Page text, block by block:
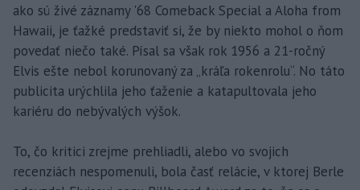
ako sú živé záznamy '68 Comeback Special a Aloha from
Hawaii, je ťažké predstaviť si, že by niekto mohol o ňom
povedať niečo také. Písal sa však rok 1956 a 21-ročný
Elvis ešte nebol korunovaný za „kráľa rokenrolu“. No táto
publicita urýchlila jeho ťaženie a katapultovala jeho
kariéru do nebývalých výšok.
To, čo kritici zrejme prehliadli, alebo vo svojich
recenziách nespomenuli, bola časť relácie, v ktorej Berle